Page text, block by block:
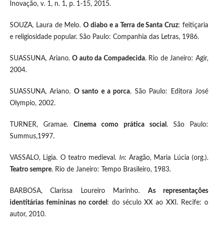
Inovação, v. 1, n. 1, p. 1-15, 2015.
SOUZA, Laura de Melo.O diabo e a Terra de Santa Cruz: feitiçaria
e religiosidade popular. São Paulo: Companhia das Letras, 1986.
SUASSUNA, Ariano.O auto da Compadecida. Rio de Janeiro: Agir,
2004.
SUASSUNA, Ariano. O santo e a porca. São Paulo: Editora José
Olympio, 2002.
TURNER, Gramae.Cinema como prática social . São Paulo:
Summus,1997.
VASSALO, Ligia. O teatro medieval. In: Aragão, Maria Lúcia (org.).
Teatro sempre. Rio de Janeiro: Tempo Brasileiro, 1983.
BARBOSA, Clarissa Loureiro Marinho. As representações
identitárias femininas no cordel : do século XX ao XXI. Recife: o
autor, 2010.